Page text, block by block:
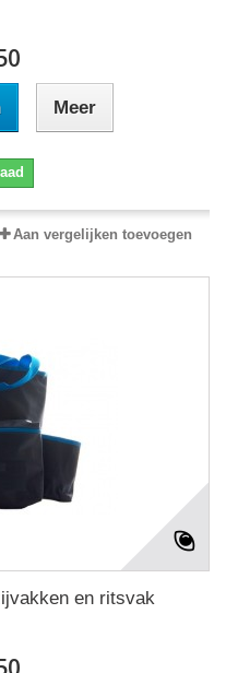
Meer
Aan vergelijken toevoegen
en ritsvak